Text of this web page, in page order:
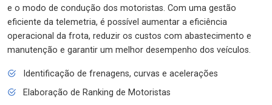
e o modo de condução dos motoristas. Com uma gestão
eficiente da telemetria, é possível aumentar a eficiência
operacional da frota, reduzir os custos com abastecimento e
manutenção e garantir um melhor desempenho dos veículos.
Identificação de frenagens, curvas e acelerações
Elaboração de Ranking de Motoristas